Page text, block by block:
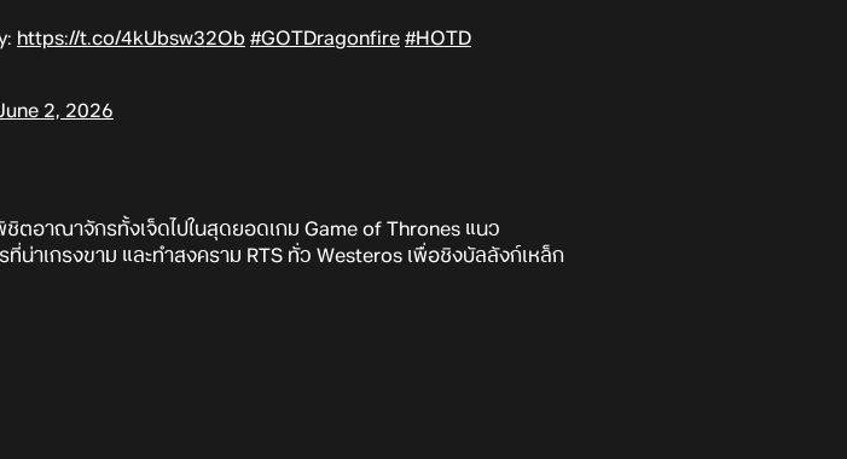
https://t.co/4kUbsw32Ob #GOTDragonfire #HOTD
2, 2026
อาณาจักรทั้งเจ็ดไปในสุดยอดเกม Game of Thrones แนว
เกรงขาม และทำสงคราม RTS ทั่ว Westeros เพื่อชิงบัลลังก์เหล็ก